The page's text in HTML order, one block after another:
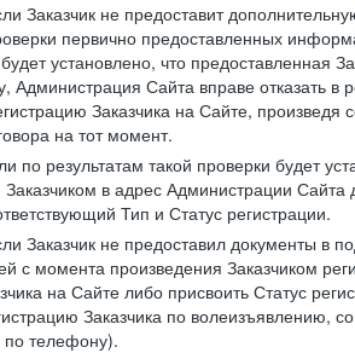
Заказчик не предоставит
первично предоставленных
установлено, что предоставленная
Администрация Сайта вправе отказать
Заказчика на Сайте, произведя
на тот момент.
по результатам такой проверки будет
в адрес Администрации
Тип и Статус регистрации.
Заказчик не предоставил документы в
с момента произведения Заказчиком
на Сайте либо присвоить Статус
Заказчика по
телефону).